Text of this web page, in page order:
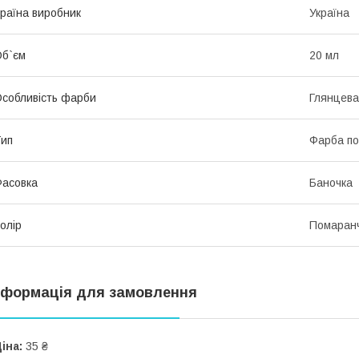
виробник Україна
20 мл
фарби Глянцева
Фарба
Баночка
для замовлення
35 ₴